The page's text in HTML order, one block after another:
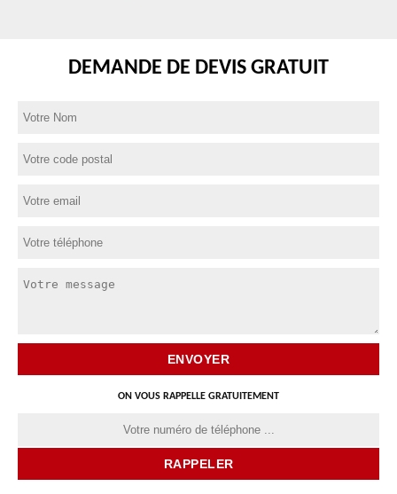
DEMANDE DE DEVIS GRATUIT
ON VOUS RAPPELLE GRATUITEMENT